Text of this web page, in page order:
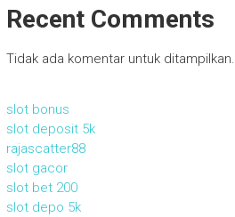
Recent Comments
Tidak ada komentar untuk ditampilkan.
slot bonus
slot deposit 5k
rajascatter88
slot gacor
slot bet 200
slot depo 5k